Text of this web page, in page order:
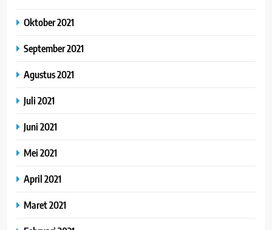
Oktober 2021
September 2021
Agustus 2021
Juli 2021
Juni 2021
Mei 2021
April 2021
Maret 2021